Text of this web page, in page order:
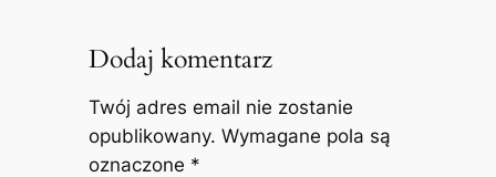
Dodaj komentarz
Twój adres email nie zostanie
opublikowany. Wymagane pola są
oznaczone *